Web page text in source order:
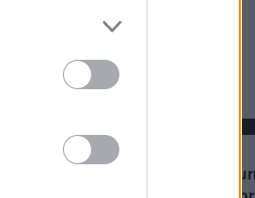
ALBO D'ORO
FA Cup:
League Cup:
Nuovo innesto per il